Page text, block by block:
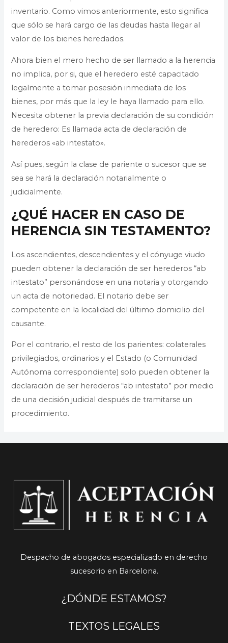
inventario. Como vimos anteriormente, esto significa
que sólo se hará cargo de las deudas hasta llegar al
valor de los bienes heredados.
Ahora bien el mero hecho de ser llamado a la herencia
no implica, por si, que el heredero esté capacitado
legalmente a tomar posesión inmediata de los
bienes, por más que la ley le haya llamado para ello.
Necesita obtener la previa declaración de su condición
de heredero: Es llamada acta de declaración de
herederos «ab intestato».
Así pues, según la clase de pariente o sucesor que se
sea se hará la declaración notarialmente o
judicialmente.
¿QUÉ HACER EN CASO DE
HERENCIA SIN TESTAMENTO?
Los ascendientes, descendientes y el cónyuge viudo
pueden obtener la declaración de ser herederos “ab
intestato” personándose en una notaria y otorgando
un acta de notoriedad. El notario debe ser
competente en la localidad del último domicilio del
causante.
Por el contrario, el resto de los parientes: colaterales
privilegiados, ordinarios y el Estado (o Comunidad
Autónoma correspondiente) solo pueden obtener la
declaración de ser herederos “ab intestato” por medio
de una decisión judicial después de tramitarse un
procedimiento.
Despacho de abogados especializado en derecho
sucesorio en Barcelona.
¿DÓNDE ESTAMOS?
TEXTOS LEGALES